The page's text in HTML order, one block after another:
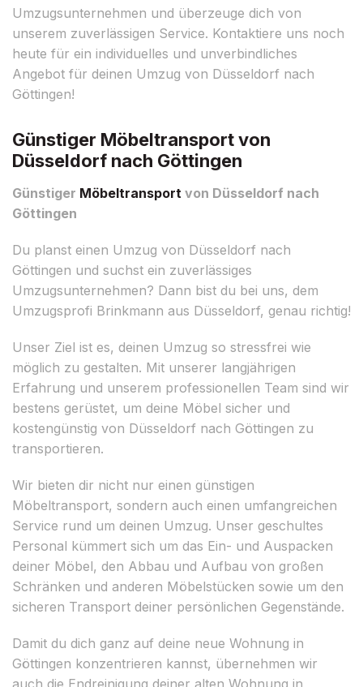
Umzugsunternehmen und überzeuge dich von
unserem zuverlässigen Service. Kontaktiere uns noch
heute für ein individuelles und unverbindliches
Angebot für deinen Umzug von Düsseldorf nach
Göttingen!
Günstiger Möbeltransport von
Düsseldorf nach Göttingen
Günstiger Möbeltransport von Düsseldorf nach
Göttingen
Du planst einen Umzug von Düsseldorf nach
Göttingen und suchst ein zuverlässiges
Umzugsunternehmen? Dann bist du bei uns, dem
Umzugsprofi Brinkmann aus Düsseldorf, genau richtig!
Unser Ziel ist es, deinen Umzug so stressfrei wie
möglich zu gestalten. Mit unserer langjährigen
Erfahrung und unserem professionellen Team sind wir
bestens gerüstet, um deine Möbel sicher und
kostengünstig von Düsseldorf nach Göttingen zu
transportieren.
Wir bieten dir nicht nur einen günstigen
Möbeltransport, sondern auch einen umfangreichen
Service rund um deinen Umzug. Unser geschultes
Personal kümmert sich um das Ein- und Auspacken
deiner Möbel, den Abbau und Aufbau von großen
Schränken und anderen Möbelstücken sowie um den
sicheren Transport deiner persönlichen Gegenstände.
Damit du dich ganz auf deine neue Wohnung in
Göttingen konzentrieren kannst, übernehmen wir
auch die Endreinigung deiner alten Wohnung in